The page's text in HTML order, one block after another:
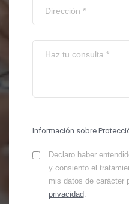
Información sobre
Declaro haber
y consiento el
mis datos de carácter
privacidad.